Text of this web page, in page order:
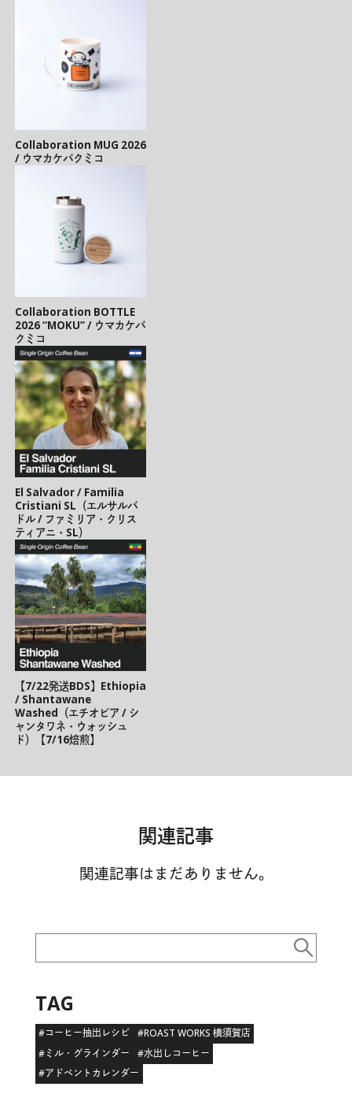
Collaboration MUG 2026
/ ウマカケバクミコ
Collaboration BOTTLE
2026 “MOKU” / ウマカケバ
クミコ
El Salvador / Familia
Cristiani SL（エルサルバ
ドル / ファミリア・クリス
ティアニ・SL）
【7/22発送BDS】Ethiopia
/ Shantawane
Washed（エチオピア / シ
ャンタワネ・ウォッシュ
ド）【7/16焙煎】
関連記事
関連記事はまだありません。
TAG
#コーヒー抽出レシピ #ROAST WORKS 横須賀店
#ミル・グラインダー
#水出しコーヒー
#アドベントカレンダー